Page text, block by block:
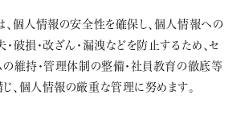
、個人情報の安全性を確保し、個人情報への
・破損・改ざん・漏洩などを防止するため、セ
の維持・管理体制の整備・社員教育の徹底等
、個人情報の厳重な管理に努めます。